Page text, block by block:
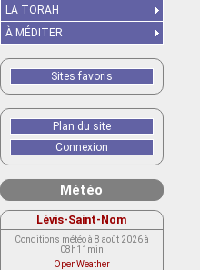
LA TORAH
À MÉDITER
Sites favoris
Plan du site
Connexion
Météo
Lévis-Saint-Nom
Conditions météo à 8 août 2026 à
08h11min
OpenWeather